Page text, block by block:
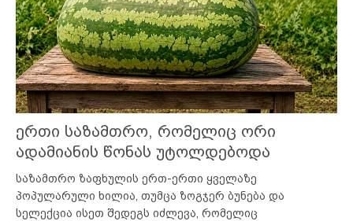
ერთი საზამთრო, რომელიც ორი
ადამიანის წონას უტოლდებოდა
საზამთრო ზაფხულის ერთ-ერთი ყველაზე
პოპულარული ხილია, თუმცა ზოგჯერ ბუნება და
სელექცია ისეთ შედეგს იძლევა, რომელიც